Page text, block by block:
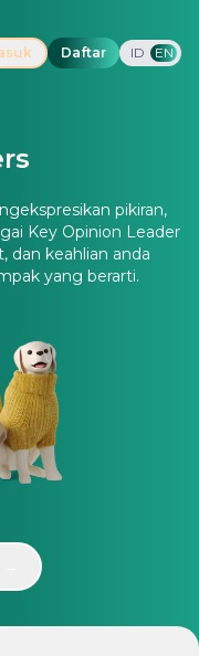
Daftar ID EN
pikiran,
Key Opinion Leader
dan keahlian anda
yang berarti.